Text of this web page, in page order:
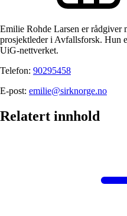
Emilie Rohde Larsen er rådgiver
prosjektleder i Avfallsforsk. Hun
UiG-nettverket.
Telefon: 90295458
E-post: emilie@sirknorge.no
Relatert innhold